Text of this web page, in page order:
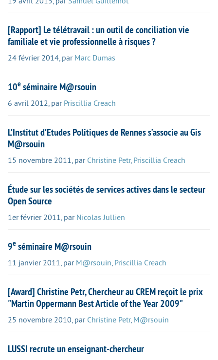
[Rapport] Le télétravail : un outil de conciliation vie
familiale et vie professionnelle à risques ?
24 février 2014, par Marc Dumas
10eséminaire M@rsouin
6 avril 2012, par Priscillia Creach
L’Institut d’Etudes Politiques de Rennes s’associe au Gis
M@rsouin
15 novembre 2011, par Christine Petr, Priscillia Creach
Étude sur les sociétés de services actives dans le secteur
Open Source
1er février 2011, par Nicolas Jullien
9eséminaire M@rsouin
11 janvier 2011, par M@rsouin, Priscillia Creach
[Award] Christine Petr, Chercheur au CREM reçoit le prix
"Martin Oppermann Best Article of the Year 2009"
25 novembre 2010, par Christine Petr, M@rsouin
LUSSI recrute un enseignant-chercheur